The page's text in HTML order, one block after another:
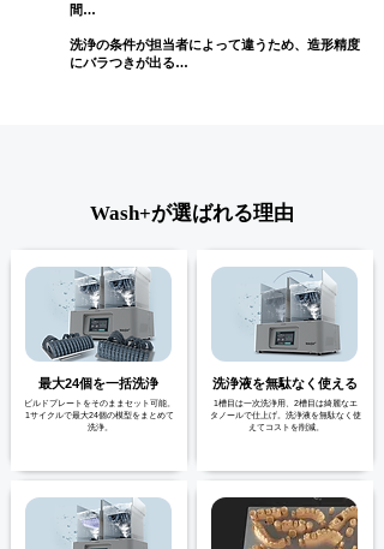
間…
洗浄の条件が担当者によって違うため、造形精度
にバラつきが出る…
Wash+が選ばれる理由
最大24個を一括洗浄
ビルドプレートをそのままセット可能。
1サイクルで最大24個の模型をまとめて
洗浄。
洗浄液を無駄なく使える
1槽目は一次洗浄用、2槽目は綺麗なエ
タノールで仕上げ。洗浄液を無駄なく使
えてコストを削減。